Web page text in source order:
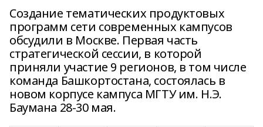
Создание тематических продуктовых
программ сети современных кампусов
обсудили в Москве. Первая часть
стратегической сессии, в которой
приняли участие 9 регионов, в том числе
команда Башкортостана, состоялась в
новом корпусе кампуса МГТУ им. Н.Э.
Баумана 28-30 мая.